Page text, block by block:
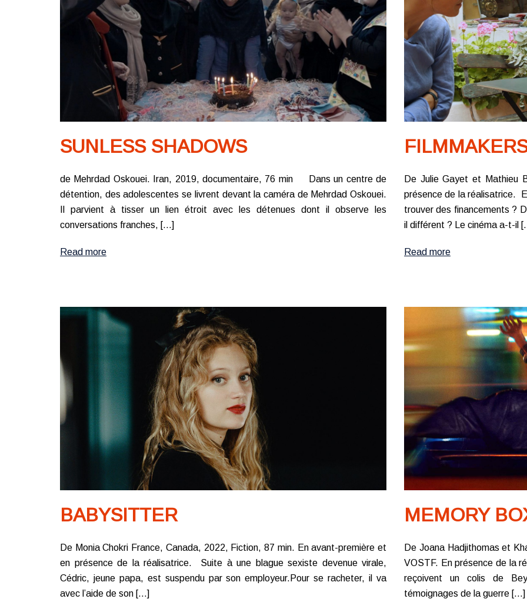
SUNLESS SHADOWS
de Mehrdad Oskouei. Iran, 2019, documentaire, 76 min Dans un centre de
détention, des adolescentes se livrent devant la caméra de Mehrdad Oskouei.
Il parvient à tisser un lien étroit avec les détenues dont il observe les
conversations franches, […]
Read more
De Julie Gayet et Mathieu
présence de la réalisatrice.
trouver des financements ?
il différent ? Le cinéma a-t-il
Read more
BABYSITTER
De Monia Chokri France, Canada, 2022, Fiction, 87 min. En avant-première et
en présence de la réalisatrice. Suite à une blague sexiste devenue virale,
Cédric, jeune papa, est suspendu par son employeur.Pour se racheter, il va
avec l’aide de son […]
MEMORY
De Joana Hadjithomas et
VOSTF. En présence de la
reçoivent un colis de
témoignages de la guerre […]